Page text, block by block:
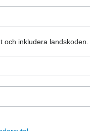
och inkludera landskoden.